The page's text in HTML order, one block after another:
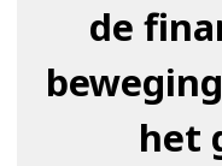
de
het